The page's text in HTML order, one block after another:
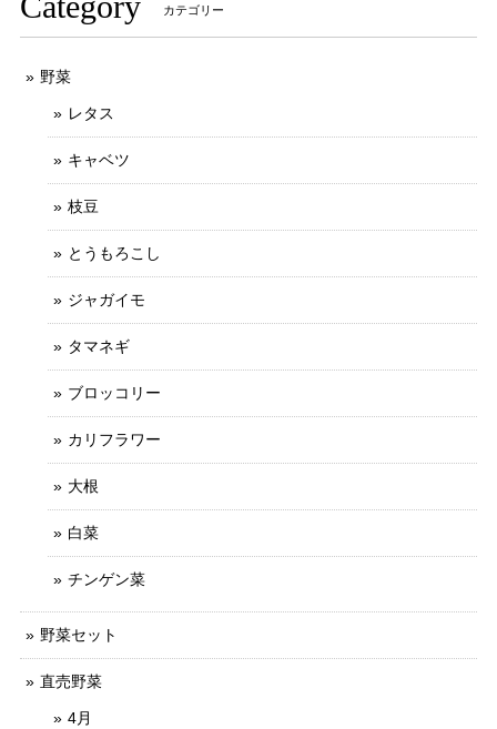
カテゴリー
野菜
レタス
キャベツ
枝豆
とうもろこし
ジャガイモ
タマネギ
ブロッコリー
カリフラワー
大根
白菜
チンゲン菜
野菜セット
直売野菜
4月